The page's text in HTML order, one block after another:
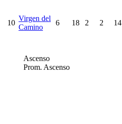
10
Virgen del
Camino
6 18 2 2 14
Ascenso
Prom. Ascenso